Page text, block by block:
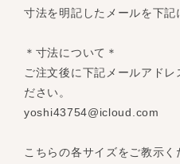
寸法を明記したメールを下記
＊寸法について＊
ご注文後に下記メールアド
ださい。
yoshi43754@icloud.com
こちらの各サイズをご教示く